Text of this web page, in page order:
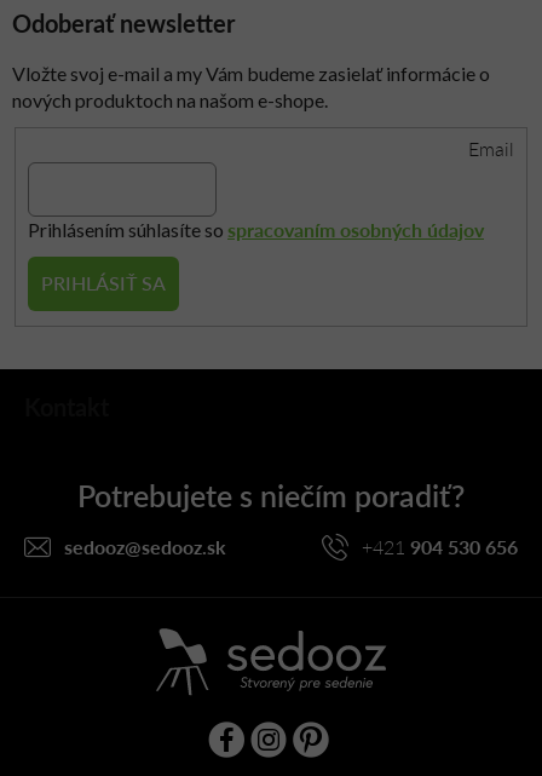
Odoberať newsletter
Vložte svoj e-mail a my Vám budeme zasielať informácie o
nových produktoch na našom e-shope.
Email
Prihlásením súhlasíte so spracovaním osobných údajov
PRIHLÁSIŤ SA
Z
sedooz@sedooz.sk +421 904 530 656